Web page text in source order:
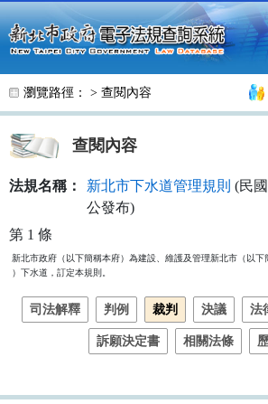
跳至主要內容
瀏覽路徑： > 查閱內容
查閱內容
法規名稱： 新北市下水道管理規則 (民
公發布)
第 1 條
新北市政府（以下簡稱本府）為建設、維護及管理新北市（以下
）下水道，訂定本規則。
司法解釋 判例 裁判 決議 法
訴願決定書 相關法條